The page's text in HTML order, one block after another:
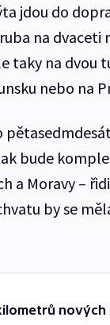
jdou do
na dvaceti
taky na dvou
nebo na
bude
a Moravy –
by se
nových